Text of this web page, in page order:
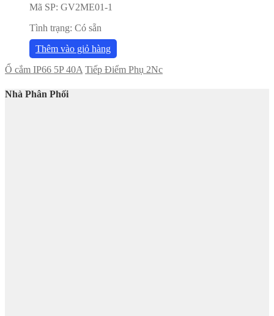
Mã SP: GV2ME01-1
Tình trạng: Có sẵn
Thêm vào giỏ hàng
Ổ cắm IP66 5P 40A Tiếp Điểm Phụ 2Nc
Nhà Phân Phối